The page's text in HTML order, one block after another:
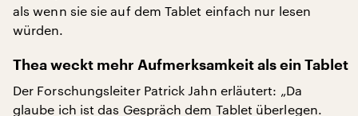
als wenn sie sie auf dem Tablet einfach nur lesen
würden.
Thea weckt mehr Aufmerksamkeit als ein Tablet
Der Forschungsleiter Patrick Jahn erläutert: „Da
glaube ich ist das Gespräch dem Tablet überlegen.